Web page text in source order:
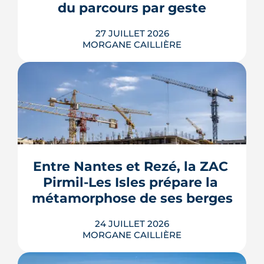
du parcours par geste
27 JUILLET 2026
MORGANE CAILLIÈRE
Le Gouvernement prévoit de retirer six
familles de travaux du parcours « par
geste » de MaPrimeRénov' au 1er
septembre 2026, sous réserve de la
publication des textes définitifs.
fenêtres, VMC, chauffe-eau
thermodynamique, chauffage au bois
et solaire thermi...
Entre Nantes et Rezé, la ZAC
Pirmil-Les Isles prépare la
métamorphose de ses berges
24 JUILLET 2026
MORGANE CAILLIÈRE